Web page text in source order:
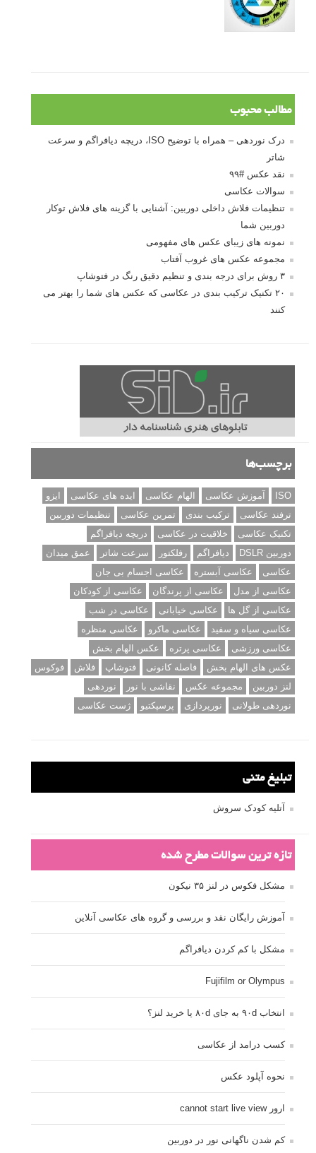
مطالب محبوب
درک نوردهی – همراه با توضیح ISO، دریچه دیافراگم و سرعت
شاتر
نقد عکس #۹۹
سوالات عکاسی
تنظیمات فلاش داخلی دوربین: آشنایی با گزینه های فلاش توکار
دوربین شما
نمونه های زیبای عکس های مفهومی
مجموعه عکس های غروب آفتاب
۳ روش برای درجه بندی و تنظیم دقیق رنگ در فتوشاپ
۲۰ تکنیک ترکیب بندی در عکاسی که عکس های شما را بهتر می
کنند
برچسب‌ها
ISO آموزش عکاسی الهام عکاسی ایده های عکاسی
ایزو
ترفند عکاسی
ترکیب بندی تمرین عکاسی
تنظیمات دوربین
تکنیک عکاسی
خلاقیت در عکاسی
دریچه دیافراگم
دوربین DSLR
دیافراگم رفلکتور سرعت شاتر
عمق میدان
عکاسی
عکاسی آبستره
عکاسی اجسام بی جان
عکاسی از مدل
عکاسی از پرندگان
عکاسی از کودکان
عکاسی از گل ها
عکاسی خیابانی
عکاسی در شب
عکاسی سیاه و سفید
عکاسی ماکرو
عکاسی منظره
عکاسی ورزشی
عکاسی پرتره
عکس الهام بخش
عکس های الهام بخش
فاصله کانونی فتوشاپ فلاش
فوکوس
لنز دوربین
مجموعه عکس نقاشی با نور
نوردهی
نوردهی طولانی
نورپردازی پرسپکتیو ژست عکاسی
تبلیغ متنی
آتلیه کودک سروش
تازه ترین سوالات مطرح شده
مشکل فکوس در لنز ۳۵ نیکون
آموزش رایگان نقد و بررسی و گروه های عکاسی آنلاین
مشکل با کم کردن دیافراگم
Fujifilm or Olympus
انتخاب ۹۰d به جای ۸۰d یا خرید لنز؟
کسب درامد از عکاسی
نحوه آپلود عکس
ارور cannot start live view
کم شدن ناگهانی نور در دوربین